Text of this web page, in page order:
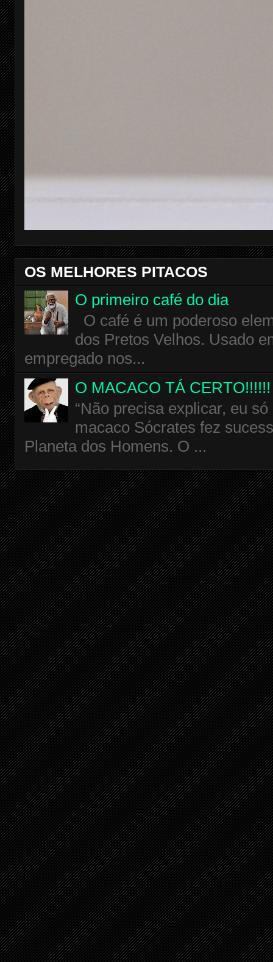
OS MELHORES PITACOS
O primeiro café do dia
O café é um poderoso
dos Pretos Velhos. Usado
empregado nos...
O MACACO TÁ CERTO!!!!!!
“Não precisa explicar, eu
macaco Sócrates fez
Planeta dos Homens. O ...